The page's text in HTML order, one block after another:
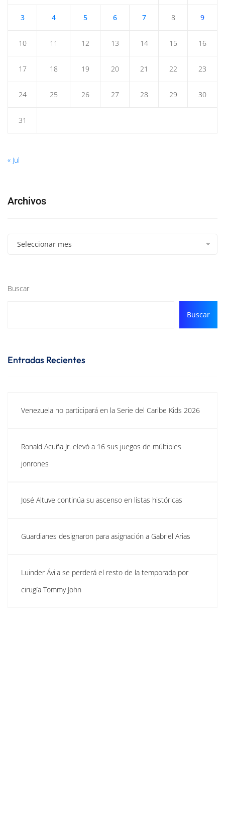
3 4 5 6 7 8 9
10 11 12 13 14 15 16
17 18 19 20 21 22 23
24 25 26 27 28 29 30
31
« Jul
Archivos
Seleccionar mes
Buscar
Buscar
Entradas Recientes
Venezuela no participará en la Serie del Caribe Kids 2026
Ronald Acuña Jr. elevó a 16 sus juegos de múltiples
jonrones
José Altuve continúa su ascenso en listas históricas
Guardianes designaron para asignación a Gabriel Arias
Luinder Ávila se perderá el resto de la temporada por
cirugía Tommy John